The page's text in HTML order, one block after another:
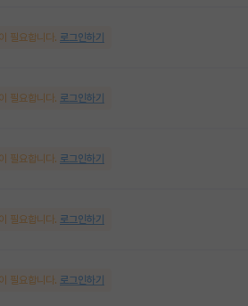
필요합니다. 로그인하기
필요합니다. 로그인하기
필요합니다. 로그인하기
필요합니다. 로그인하기
필요합니다. 로그인하기